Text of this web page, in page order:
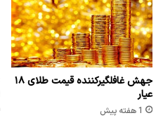
جهش غافلگیرکننده قیمت طلای ۱۸
عیار
1 هفته پیش